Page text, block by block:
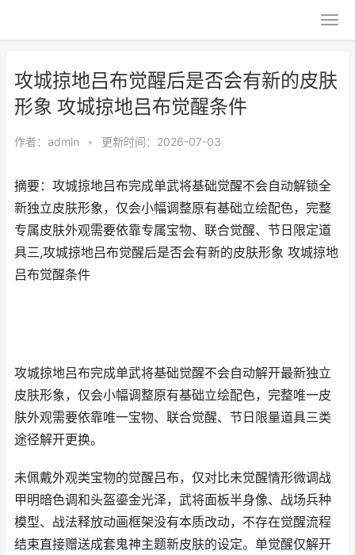
攻城掠地吕布觉醒后是否会有新的皮肤
形象 攻城掠地吕布觉醒条件
作者： admin • 更新时间：2026-07-03
摘要：攻城掠地吕布完成单武将基础觉醒不会自动解锁全
新独立皮肤形象，仅会小幅调整原有基础立绘配色，完整
专属皮肤外观需要依靠专属宝物、联合觉醒、节日限定道
具三,攻城掠地吕布觉醒后是否会有新的皮肤形象 攻城掠地
吕布觉醒条件
攻城掠地吕布完成单武将基础觉醒不会自动解开最新独立
皮肤形象，仅会小幅调整原有基础立绘配色，完整唯一皮
肤外观需要依靠唯一宝物、联合觉醒、节日限量道具三类
途径解开更换。
未佩戴外观类宝物的觉醒吕布，仅对比未觉醒情形微调战
甲明暗色调和头盔鎏金光泽，武将面板半身像、战场兵种
模型、战法释放动画框架没有本质改动，不存在觉醒流程
结束直接赠送成套鬼神主题新皮肤的设定。单觉醒仅解开